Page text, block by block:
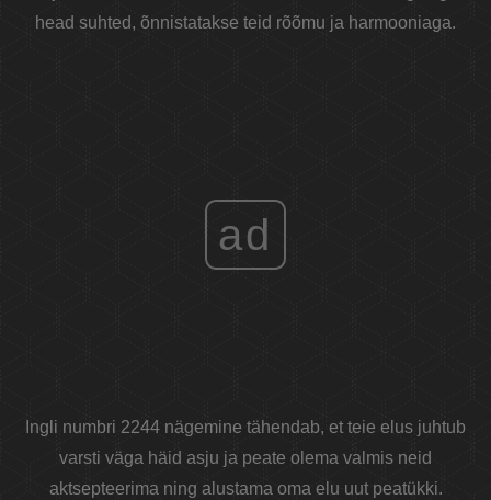
head suhted, õnnistatakse teid rõõmu ja harmooniaga.
ad
Ingli numbri 2244 nägemine tähendab, et teie elus juhtub
varsti väga häid asju ja peate olema valmis neid
aktsepteerima ning alustama oma elu uut peatükki.